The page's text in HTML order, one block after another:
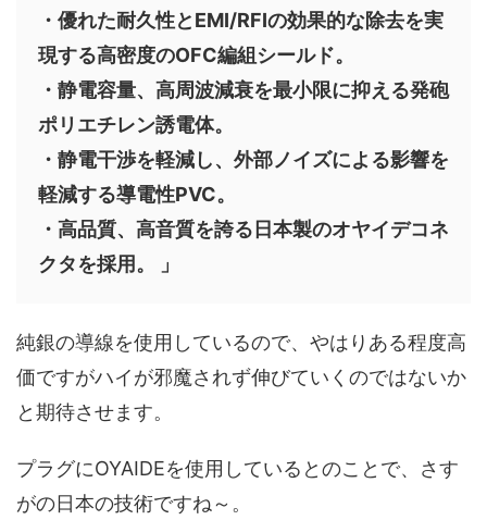
・優れた耐久性とEMI/RFIの効果的な除去を実
現する高密度のOFC編組シールド。
・静電容量、高周波減衰を最小限に抑える発砲
ポリエチレン誘電体。
・静電干渉を軽減し、外部ノイズによる影響を
軽減する導電性PVC。
・高品質、高音質を誇る日本製のオヤイデコネ
クタを採用。 」
純銀の導線を使用しているので、やはりある程度高
価ですがハイが邪魔されず伸びていくのではないか
と期待させます。
プラグにOYAIDEを使用しているとのことで、さす
がの日本の技術ですね～。